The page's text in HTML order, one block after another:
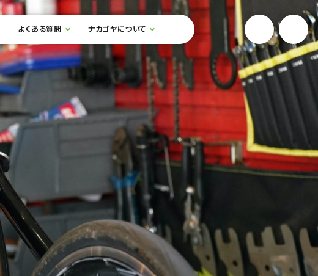
よくある質問 ナカゴヤについて 検索フォームを開閉する YouTube